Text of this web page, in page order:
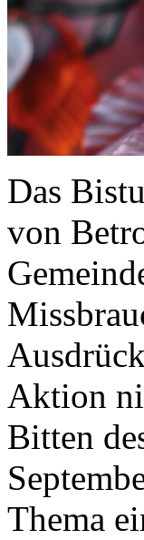
Das
von
Aktion
Bitten
Thema